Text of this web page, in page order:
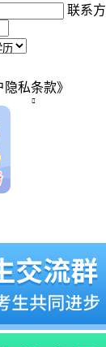
联系
隐私条款》
